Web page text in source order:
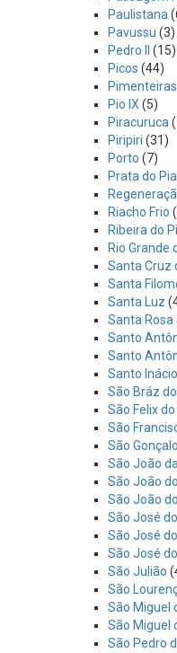
Paulistana
Pavussu (3)
Pedro II
(15)
Picos (44)
Pimenteiras
Pio IX (5)
Piracuruca
Piripiri (31)
Porto (7)
Prata do
Riacho Frio
Ribeira do
Rio Grande
Santa Cruz
Santa
Santa Luz
Santa Rosa
Santo
Santo
Santo
São Bráz
São Felix
São
São
São João
São João
São João
São José
São José
São José
São Julião
São
São Miguel
São Miguel
São Pedro